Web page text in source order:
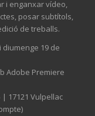
i enganxar vídeo,
posar subtítols,
de treballs.
diumenge 19 de
Adobe Premiere
17121 Vulpellac